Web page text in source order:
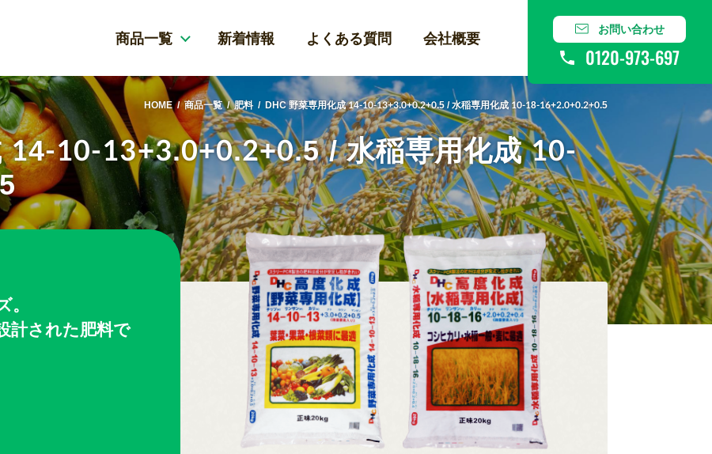
商品一覧 新着情報 よくある質問 会社概要
お問い合わせ
0120-973-697
HOME 商品一覧 肥料 DHC 野菜専用化成 14-10-13+3.0+0.2+0.5 / 水稲専用化成 10-18-16+2.0+0.2+0.5
14-10-13+3.0+0.2+0.5 / 水稲専用化成 10-
。
計された肥料で